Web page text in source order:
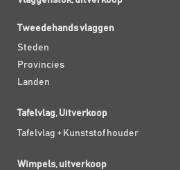
Tweedehands vlaggen
Steden
Provincies
Landen
Tafelvlag, Uitverkoop
Tafelvlag + Kunststof houder
Wimpels, uitverkoop